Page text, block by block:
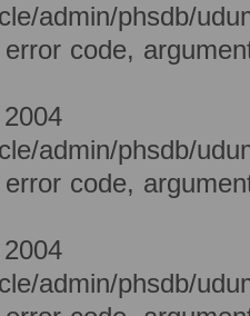
admin/phsdb/
code,
admin/phsdb/
code,
admin/phsdb/